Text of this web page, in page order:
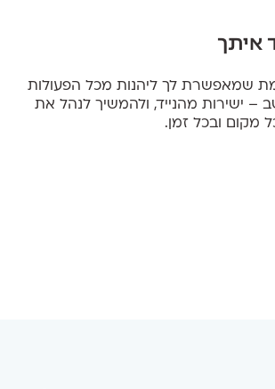
איתך
שמאפשרת לך ליהנות מכל הפעולות
– ישירות מהנייד, ולהמשיך לנהל את
מקום ובכל זמן.